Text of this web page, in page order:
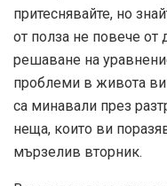
притеснявайте, но
от полза не повече
решаване на
проблеми в живота
са минавали през
неща, които ви
мързелив вторник.